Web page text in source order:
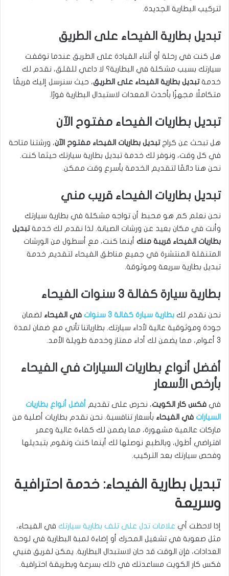
لتركيب البطارية الجديدة.
تبديل بطارية الفيحاء على الطريق
هل كنت في رحلة أو أثناء القيادة على الطريق عندما توقفت
سيارتك بسبب مشكلة في البطارية؟ لا داعي للقلق، نقدم لك
خدمةتبديل بطارية الفيحاء على الطريق، حيث سنرسل إليك فريقًا
متكاملًا مجهزًا بأحدث المعدات لاستبدال البطارية فورًا.
تبديل بطاريات الفيحاء مفتوح الآن
هل تبحث عن كراجتبديل بطاريات الفيحاء مفتوح الآن، ورشتنا متاحة
في كل وقت، ونوفر لك خدمة تبديل بطارية سيارتك حيثما كنت.
نحن هنا دائمًا لتقديم الخدمة بأسرع وقت ممكن.
تبديل بطاريات الفيحاء قريب مني
نحن نعلم كم هو محبط أن تواجه مشكلة في بطارية سيارتك
وأنت في مكان بعيد عن ورشات الصيانة. لذا نقدم لك خدمةتبديل
بطاريات الفيحاء قريبة منك أينما كنت، مع أسطول من الورشات
المتنقلة المنتشرة في جميع مناطق الفيحاء لتقديم خدمة
تبديل بطارية سريعة وموثوقة.
بطارية سيارة كفالة 3 سنوات الفيحاء
نحن نقدم لك بطارية سيارة كفالة 3 سنوات في الفيحاء لضمان
جودة وموثوقية عالية لأداء سيارتك. بطارياتنا تأتي مع ضمان لمدة
3 أعوام، مما يضمن لك أداء ممتاز وخدمة طويلة الأمد.
أفضل أنواع بطاريات السيارات في الفيحاء
بأرخص الأسعار
في فكس كار الكويت، نحرص على تقديم أفضل أنواع بطاريات
السيارات في الفيحاء بأسعار تنافسية. نحن نقدم بطاريات أصلية من
ماركات عالمية مشهورة، مما يضمن لك كفاءة عالية وعمر
افتراضي أطول، وبالطبع نوصلها لك أينما كنت ونقوم بتبديلها
وفحص سيارتك بعد التركيب.
تبديل بطارية الفيحاء: خدمة احترافية
وسريعة
إذا لاحظت أي علامات تدل على تلف بطارية سيارتك في الفيحاء،
مثل صعوبة في تشغيل المحرك أو إضاءة لمبة البطارية في لوحة
العدادات، فإن الوقت قد حان لاستبدال البطارية. يمكن لفريق فنيي
فكس كار الكويت مساعدتك في ذلك بسرعة وبطريقة احترافية.